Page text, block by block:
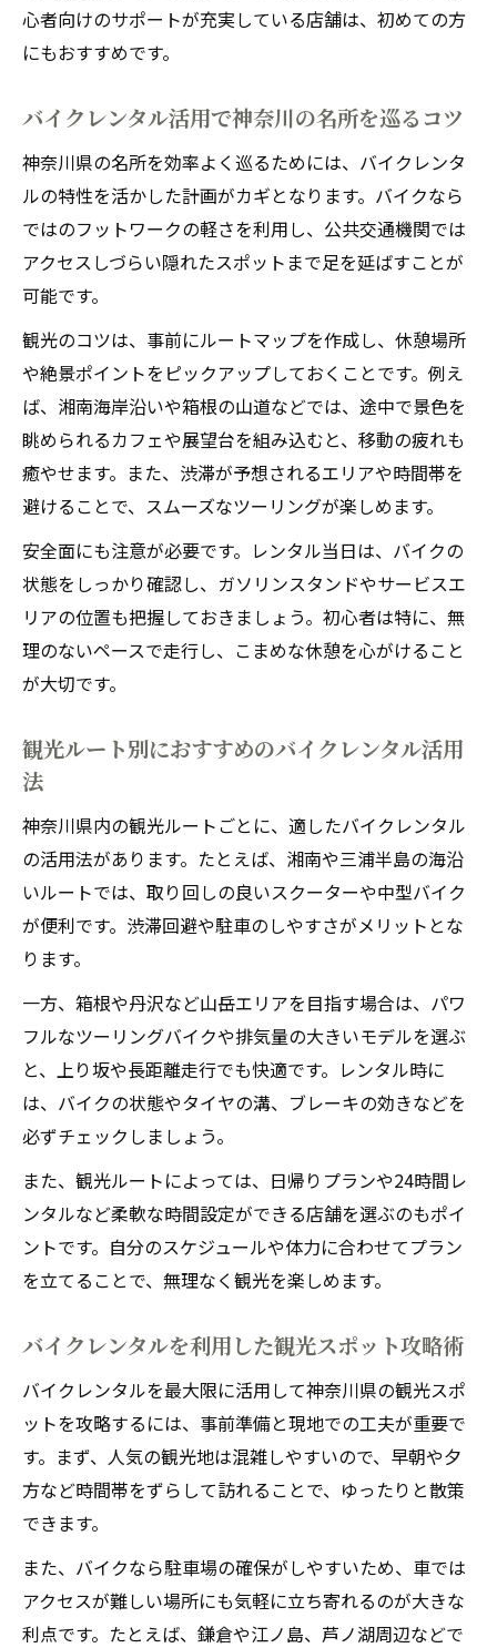
心者向けのサポートが充実している店舗は、初めての方
にもおすすめです。
バイクレンタル活用で神奈川の名所を巡るコツ
神奈川県の名所を効率よく巡るためには、バイクレンタ
ルの特性を活かした計画がカギとなります。バイクなら
ではのフットワークの軽さを利用し、公共交通機関では
アクセスしづらい隠れたスポットまで足を延ばすことが
可能です。
観光のコツは、事前にルートマップを作成し、休憩場所
や絶景ポイントをピックアップしておくことです。例え
ば、湘南海岸沿いや箱根の山道などでは、途中で景色を
眺められるカフェや展望台を組み込むと、移動の疲れも
癒やせます。また、渋滞が予想されるエリアや時間帯を
避けることで、スムーズなツーリングが楽しめます。
安全面にも注意が必要です。レンタル当日は、バイクの
状態をしっかり確認し、ガソリンスタンドやサービスエ
リアの位置も把握しておきましょう。初心者は特に、無
理のないペースで走行し、こまめな休憩を心がけること
が大切です。
観光ルート別におすすめのバイクレンタル活用
法
神奈川県内の観光ルートごとに、適したバイクレンタル
の活用法があります。たとえば、湘南や三浦半島の海沿
いルートでは、取り回しの良いスクーターや中型バイク
が便利です。渋滞回避や駐車のしやすさがメリットとな
ります。
一方、箱根や丹沢など山岳エリアを目指す場合は、パワ
フルなツーリングバイクや排気量の大きいモデルを選ぶ
と、上り坂や長距離走行でも快適です。レンタル時に
は、バイクの状態やタイヤの溝、ブレーキの効きなどを
必ずチェックしましょう。
また、観光ルートによっては、日帰りプランや24時間レ
ンタルなど柔軟な時間設定ができる店舗を選ぶのもポイ
ントです。自分のスケジュールや体力に合わせてプラン
を立てることで、無理なく観光を楽しめます。
バイクレンタルを利用した観光スポット攻略術
バイクレンタルを最大限に活用して神奈川県の観光スポ
ットを攻略するには、事前準備と現地での工夫が重要で
す。まず、人気の観光地は混雑しやすいので、早朝や夕
方など時間帯をずらして訪れることで、ゆったりと散策
できます。
また、バイクなら駐車場の確保がしやすいため、車では
アクセスが難しい場所にも気軽に立ち寄れるのが大きな
利点です。たとえば、鎌倉や江ノ島、芦ノ湖周辺などで